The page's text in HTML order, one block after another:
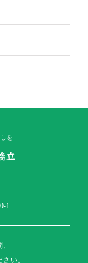
を
1
い。